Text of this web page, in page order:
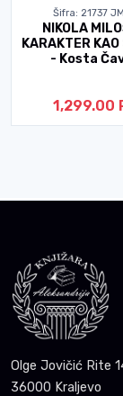
Šifra: 21737
NIKOLA
KARAKTER
- Kosta
1,299.00
Olge Jovičić Rite
36000 Kraljevo